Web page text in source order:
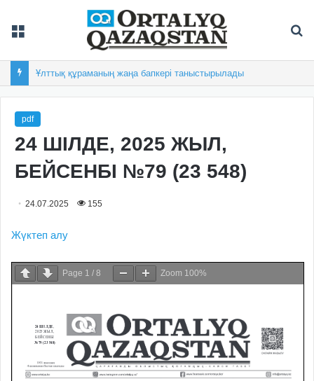
Ұлттық құраманың жаңа бапкері таныстырылады
pdf
24 ШІЛДЕ, 2025 ЖЫЛ,
БЕЙСЕНБІ №79 (23 548)
24.07.2025 155
Жүктеп алу
Page 1 / 8 Zoom 100%